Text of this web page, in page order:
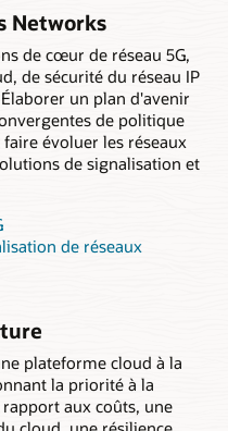
Networks
de cœur de réseau 5G,
de sécurité du réseau IP
un plan d'avenir
de politique
évoluer les réseaux
de signalisation et
de réseaux
plateforme cloud à la
la priorité à la
aux coûts, une